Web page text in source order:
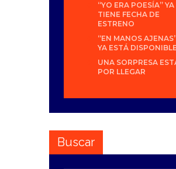
“YO ERA POESÍA” YA
TIENE FECHA DE
ESTRENO
“EN MANOS
YA ESTÁ
UNA SORPRESA
POR LLEGAR
Buscar